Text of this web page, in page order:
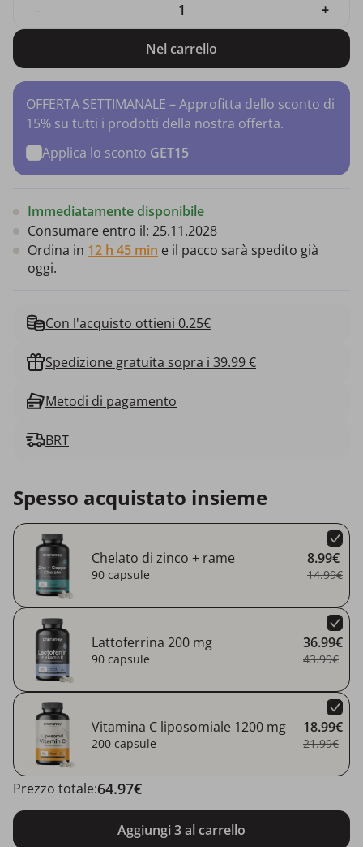
+
Nel carrello
OFFERTA SETTIMANALE – Approfitta dello sconto di
15% su tutti i prodotti della nostra offerta.
Applica lo sconto GET15
Immediatamente disponibile
Consumare entro il: 25.11.2028
Ordina in 12 h 45 min e il pacco sarà spedito già
oggi.
Con l'acquisto ottieni 0.25€
Spedizione gratuita sopra i 39.99 €
Metodi di pagamento
BRT
Spesso acquistato insieme
Chelato di zinco + rame
90 capsule
8.99€
14.99€
Lattoferrina 200 mg
90 capsule
36.99€
43.99€
Vitamina C liposomiale 1200 mg
200 capsule
18.99€
21.99€
Aggiungi 3 al carrello
Prezzo totale:64.97€